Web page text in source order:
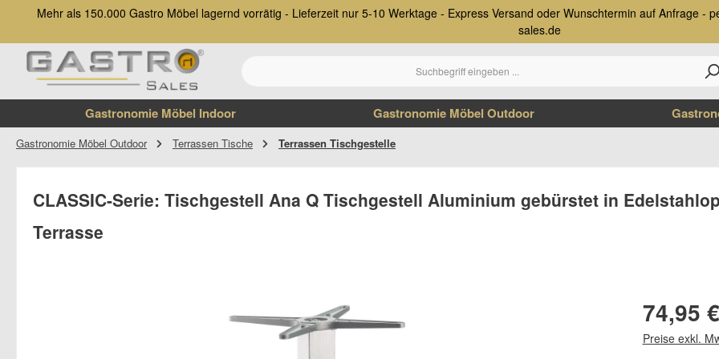
Hauptinhalt springen
Zur Suche springen
Zur Hauptnavigation springen
Mehr als 150.000 Gastro Möbel lagernd vorrätig - Lieferzeit nur 5-10 Werktage - Express Versand oder Wunschtermin auf Anfrage -
sales.de
Gastronomie Möbel Indoor Gastronomie Möbel Outdoor
Gastronomie Möbel Outdoor Terrassen Tische Terrassen Tischgestelle
CLASSIC-Serie: Tischgestell Ana Q Tischgestell Aluminium gebürstet in
Terrasse
Regulärer Preis:
74,95 €
Preise exkl.